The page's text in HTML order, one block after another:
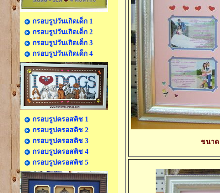
กรอบรูปวันเกิดเด็ก 1
กรอบรูปวันเกิดเด็ก 2
กรอบรูปวันเกิดเด็ก 3
กรอบรูปวันเกิดเด็ก 4
กรอบรูปครอสติช 1
กรอบรูปครอสติช 2
กรอบรูปครอสติช 3
กรอบรูปครอสติช 4
กรอบรูปครอสติช 5
ขนาด